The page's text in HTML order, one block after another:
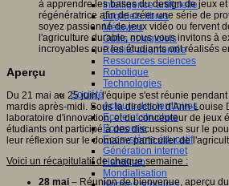
Intelligence artificielle
Logiciels libres
Métavers
Outils et logiciels
Réalité augmentée
Ressources sciences
Robotique
Technologies
Société
Acteurs des territoires
Ecole et structure
Economie
Ecosystème éducatif
Génération internet
Handicap
Mondialisation
à apprendre les bases du design de jeux
régénératrice afin de créer une série de
soyez passionné de jeux vidéo ou fervent
l'agriculture durable, nous vous invitons à
incroyables que les étudiants ont réalisés
Aperçu
Du 21 mai au 25 juin, l'équipe s'est réunie
mardis après-midi. Sous la direction d'Ann-Louise
laboratoire d'innovation, et du concepteur de jeux
étudiants ont participé à des discussions sur le
leur réflexion sur le domaine particulier de
Voici un récapitulatif de chaque semaine :
28 mai – Réunion de bienvenue, aperçu